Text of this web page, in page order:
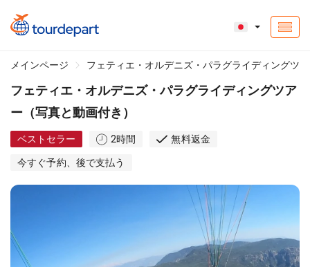
メインページ フェティエ・オルデニズ・パラグライディングツ
フェティエ・オルデニズ・パラグライディングツア
ー（写真と動画付き）
ベストセラー 2時間
無料返金
今すぐ予約、後で支払う